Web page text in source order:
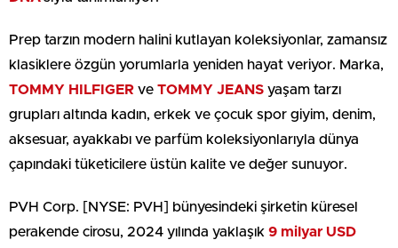
Prep tarzın modern halini kutlayan koleksiyonlar, zamansız
klasiklere özgün yorumlarla yeniden hayat veriyor. Marka,
TOMMY HILFIGER ve TOMMY JEANS yaşam tarzı
grupları altında kadın, erkek ve çocuk spor giyim, denim,
aksesuar, ayakkabı ve parfüm koleksiyonlarıyla dünya
çapındaki tüketicilere üstün kalite ve değer sunuyor.
PVH Corp. [NYSE: PVH] bünyesindeki şirketin küresel
perakende cirosu, 2024 yılında yaklaşık 9 milyar USD